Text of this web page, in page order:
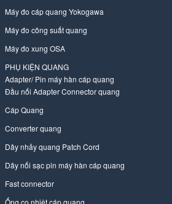
Máy đo cáp quang Yokogawa
Máy đo công suất quang
Máy đo xung OSA
PHỤ KIỆN QUANG
Adapter/ Pin máy hàn cáp quang
Đầu nối Adapter Connector quang
Cáp Quang
Converter quang
Dây nhảy quang Patch Cord
Dây nối sạc pin máy hàn cáp quang
Fast connector
Ống co nhiệt cáp quang